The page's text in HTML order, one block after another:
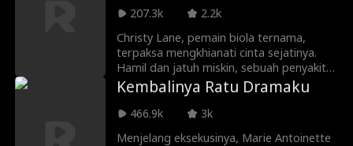
padanya - tanpa dia mengetahui siapa dia
sebenarnya; pria yang menghancurkan
hatinya hingga berkeping-keping, dan
tidak pernah memberi tahu alasannya."
207.3k
2.2k
Christy Lane, pemain biola ternama,
terpaksa mengkhianati cinta sejatinya.
Hamil dan jatuh miskin, sebuah penyakit
perlahan merenggut bakat musiknya. Kini,
sisa hidupnya hanyalah biola yang tak lagi
bisa dia mainkan—serta putri kecil
membawa ayahnya kembali.
Kembalinya Ratu Dramaku
466.9k
3k
Menjelang eksekusinya, Marie Antoinette